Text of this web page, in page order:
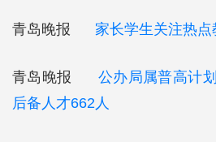
青岛晚报 家长学生关注热
青岛晚报 公办局属普高计
后备人才662人